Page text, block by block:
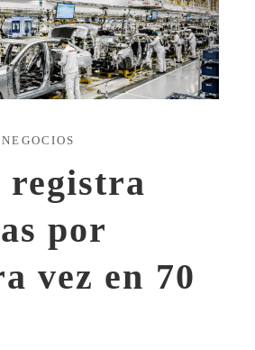
registra
por
vez en 70